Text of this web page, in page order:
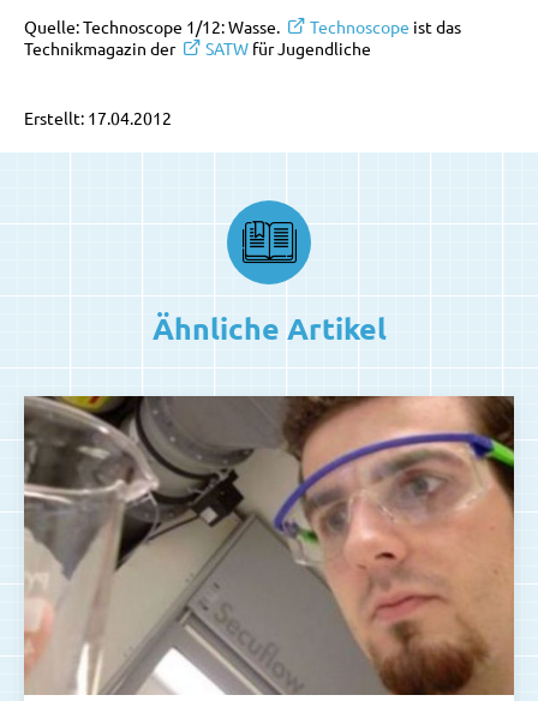
Quelle: Technoscope 1/12: Wasse. Technoscope ist das
Technikmagazin der
SATW für Jugendliche
Erstellt: 17.04.2012
Ähnliche Artikel